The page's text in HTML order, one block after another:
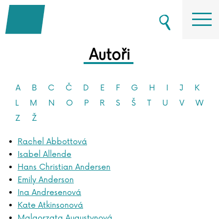
Autoři
A B C Č D E F G H I J
K
L
M N O P R S Š T U V
W
Z
Ž
Rachel Abbottová
Isabel Allende
Hans Christian Andersen
Emily Anderson
Ina Andresenová
Kate Atkinsonová